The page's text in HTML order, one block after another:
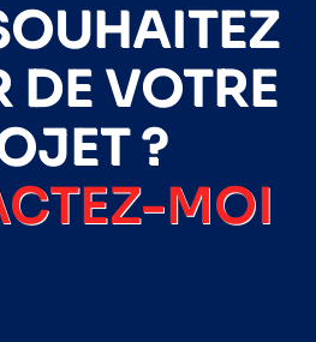
DE VOTRE
?
MOI